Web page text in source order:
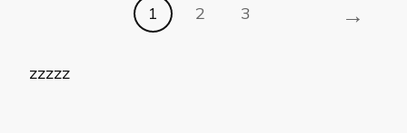
1 2 3 →
zzzzz